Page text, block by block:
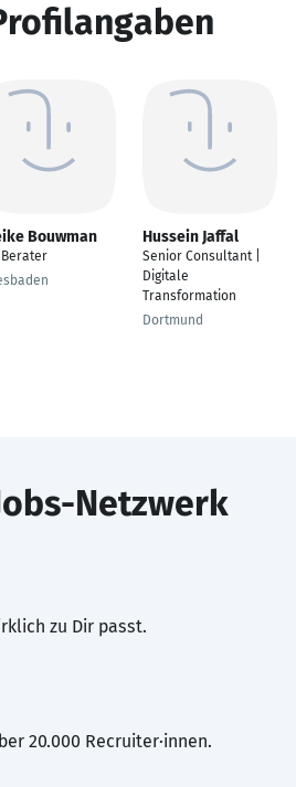
Bouwman
Berater
Hussein Jaffal
Senior Consultant |
Digitale
Transformation
Dortmund
Netzwerk
zu Dir passt.
20.000 Recruiter·innen.